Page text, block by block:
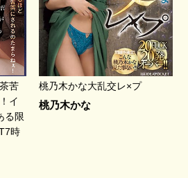
苦
イ
る限
時
桃乃木かな大乱交レ×プ
桃乃木かな